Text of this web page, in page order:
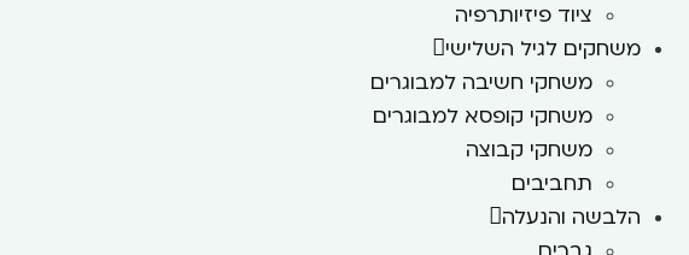
ציוד פיזיותרפיה
משחקים לגיל השלישי
משחקי חשיבה למבוגרים
משחקי קופסא למבוגרים
משחקי קבוצה
תחביבים
הלבשה והנעלה